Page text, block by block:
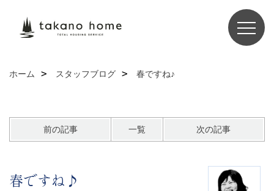
ホーム スタッフブログ 春ですね♪
前の記事 一覧 次の記事
春ですね♪